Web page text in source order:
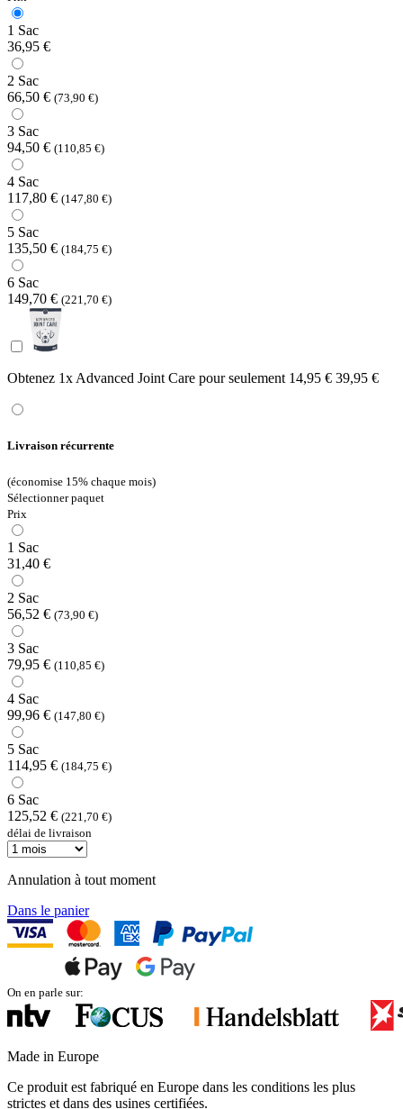
1 Sac
36,95 €
2 Sac
66,50 € (73,90 €)
3 Sac
94,50 € (110,85 €)
4 Sac
117,80 € (147,80 €)
5 Sac
135,50 € (184,75 €)
6 Sac
149,70 € (221,70 €)
Obtenez 1x Advanced Joint Care pour seulement 14,95 € 39,95 €
Livraison récurrente
(économise 15% chaque mois)
Sélectionner paquet
Prix
1 Sac
31,40 €
2 Sac
56,52 € (73,90 €)
3 Sac
79,95 € (110,85 €)
4 Sac
99,96 € (147,80 €)
5 Sac
114,95 € (184,75 €)
6 Sac
125,52 € (221,70 €)
délai de livraison
Annulation à tout moment
Dans le panier
On en parle sur:
Made in Europe
Ce produit est fabriqué en Europe dans les conditions les plus
strictes et dans des usines certifiées.